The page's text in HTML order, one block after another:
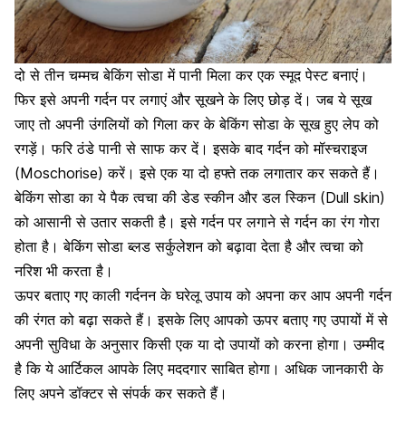
दो से तीन चम्मच बेकिंग सोडा में पानी मिला कर एक स्मूद पेस्ट बनाएं।
फिर इसे अपनी गर्दन पर लगाएं और सूखने के लिए छोड़ दें। जब ये सूख
जाए तो अपनी उंगलियों को गिला कर के बेकिंग सोडा केसूख हुए लेप को
रगड़ें । फरि ठंडे पानी से साफ कर दें। इसके बाद गर्दन को मॉस्चराइज
(Moschorise) करें। इसे एक या दो हफ्ते तक लगातार कर सकते हैं।
बेकिंग सोडा का ये पैक त्वचा की डेड स्कीन और डल स्किन (Dull skin)
को आसानी से उतार सकती है। इसे गर्दन पर लगाने से गर्दन का रंग गोरा
होता है। बेकिंग सोडा ब्लड सर्कुलेशन को बढ़ावा देता है और त्वचा को
नरिश भी करता है।
ऊपर बताए गए काली गर्दनन के घरेलू उपाय को अपना कर आप अपनी गर्दन
की रंगत को बढ़ा सकते हैं। इसके लिए आपको ऊपर बताए गए उपायों में से
अपनी सुविधा के अनुसार किसी एक या दो उपायों को करना होगा। उम्मीद
है कि ये आर्टिकल आपके लिए मददगार साबित होगा। अधिक जानकारी के
लिए अपने डॉक्टर से संपर्क कर सकते हैं।